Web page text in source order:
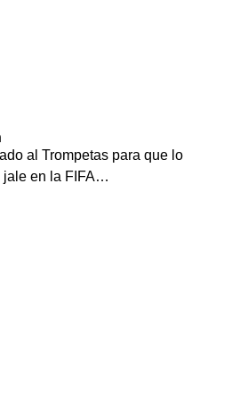
al Trompetas para que lo
jale en la FIFA…